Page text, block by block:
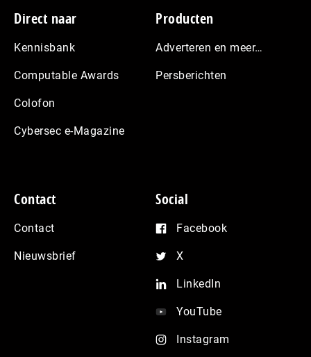
Footer
Direct naar
Kennisbank
Computable Awards
Colofon
Cybersec e-Magazine
Producten
Adverteren en meer…
Persberichten
Contact
Contact
Nieuwsbrief
Social
Facebook
X
LinkedIn
YouTube
Instagram